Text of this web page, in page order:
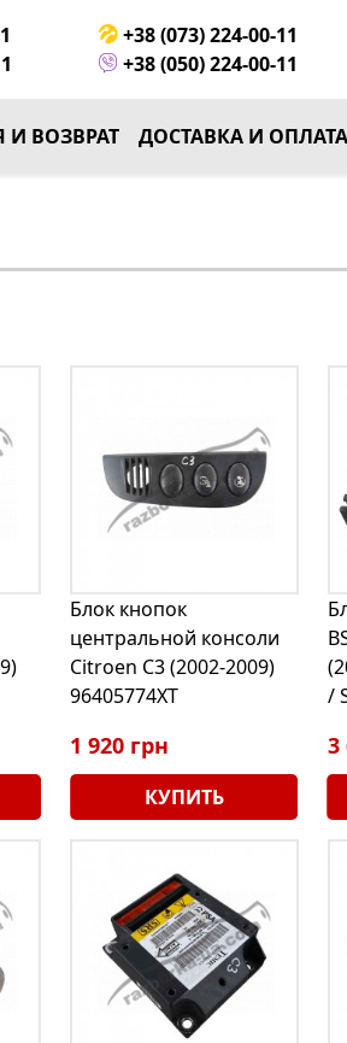
+38 (073) 224-00-11
+38 (050) 224-00-11
И ВОЗВРАТ ДОСТАВКА И ОПЛАТА
Блок кнопок
центральной консоли
Citroen C3 (2002-2009)
96405774XT
1 920 грн
КУПИТЬ
/
3